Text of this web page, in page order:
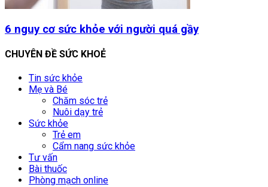
6 nguy cơ sức khỏe với người quá gầy
CHUYÊN ĐỀ SỨC KHOẺ
Tin sức khỏe
Mẹ và Bé
Chăm sóc trẻ
Nuôi dạy trẻ
Sức khỏe
Trẻ em
Cẩm nang sức khỏe
Tư vấn
Bài thuốc
Phòng mạch online